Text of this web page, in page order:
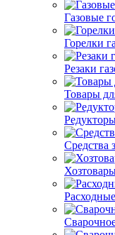
Газовые
Горелки
Резаки
Товары
Средства